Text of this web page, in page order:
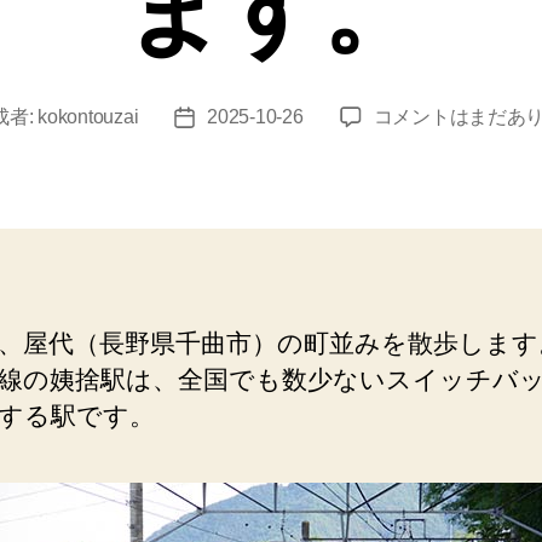
者: kokontouzai
投
2025-10-26
屋
ッ
ク）
姨
光
寺
コメントはまだあ
屋代（長野県千曲市）の町並みを散歩します
の姨捨駅は、全国でも数少ないスイッチバ
る駅です。